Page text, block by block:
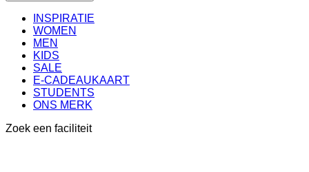
INSPIRATIE
WOMEN
MEN
KIDS
SALE
E-CADEAUKAART
STUDENTS
ONS MERK
Zoek een faciliteit